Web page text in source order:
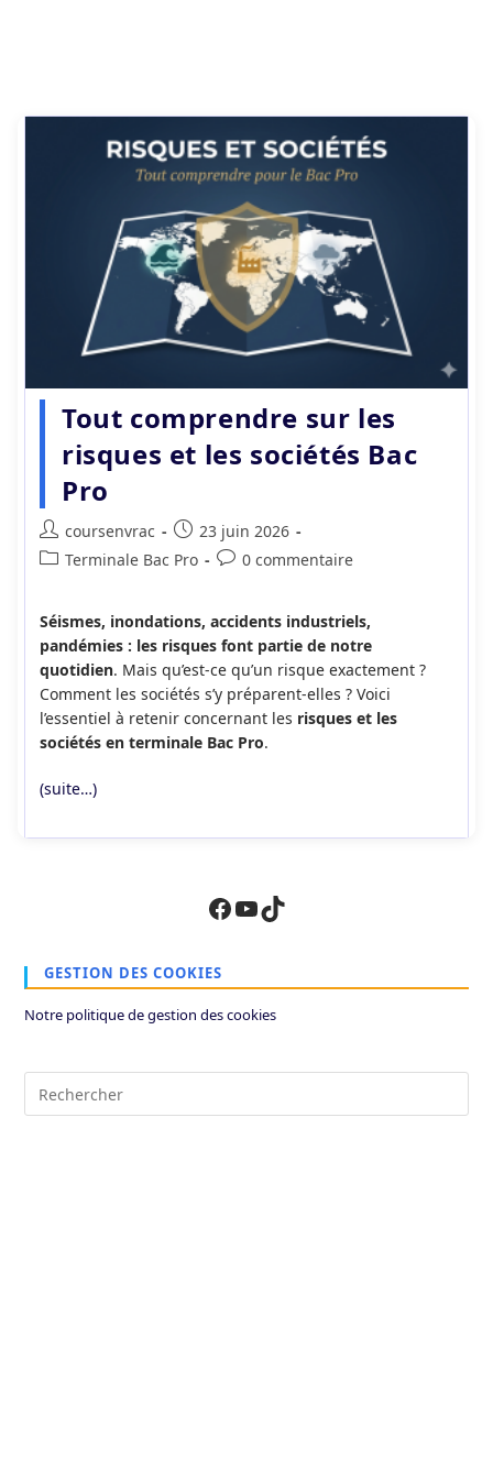
Tout comprendre sur les
risques et les sociétés Bac
Pro
Auteur/autrice
de
coursenvrac
Publication
publiée :
23 juin 2026
PostTerminale Bac Pro
Commentaires
publication :
0 commentaire
Séismes, inondations, accidents industriels,
pandémies : les risques font partie de notre
quotidien. Mais qu’est-ce qu’un risque exactement ?
Comment les sociétés s’y préparent-elles ? Voici
l’essentiel à retenir concernant les risques et les
sociétés en terminale Bac Pro.
(suite…)
Facebook
YouTube
TikTok
GESTION DES COOKIES
Notre politique de gestion des cookies